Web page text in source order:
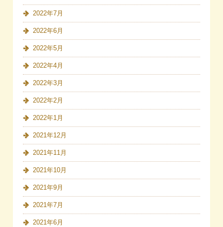
2022年7月
2022年6月
2022年5月
2022年4月
2022年3月
2022年2月
2022年1月
2021年12月
2021年11月
2021年10月
2021年9月
2021年7月
2021年6月